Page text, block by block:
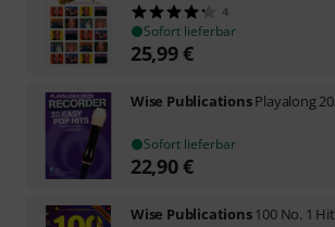
4
Sofort lieferbar
25,99€
Wise PublicationsPlayalong
Sofort lieferbar
22,90€
Wise Publications100 No. 1